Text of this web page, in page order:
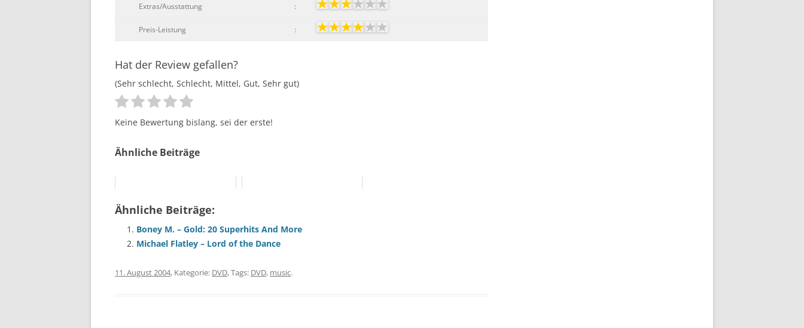
Extras/Ausstattung :
Preis-Leistung :
Hat der Review gefallen?
(Sehr schlecht, Schlecht, Mittel, Gut, Sehr gut)
Keine Bewertung bislang, sei der erste!
Ähnliche Beiträge
Ähnliche Beiträge:
Boney M. – Gold: 20 Superhits And More
Michael Flatley – Lord of the Dance
11. August 2004, Kategorie: DVD, Tags: DVD, music.